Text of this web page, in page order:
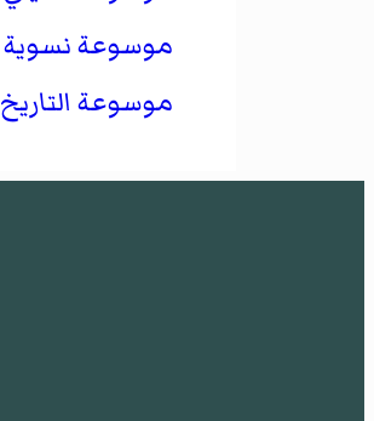
موسوعة نسوية
موسوعة التاريخ